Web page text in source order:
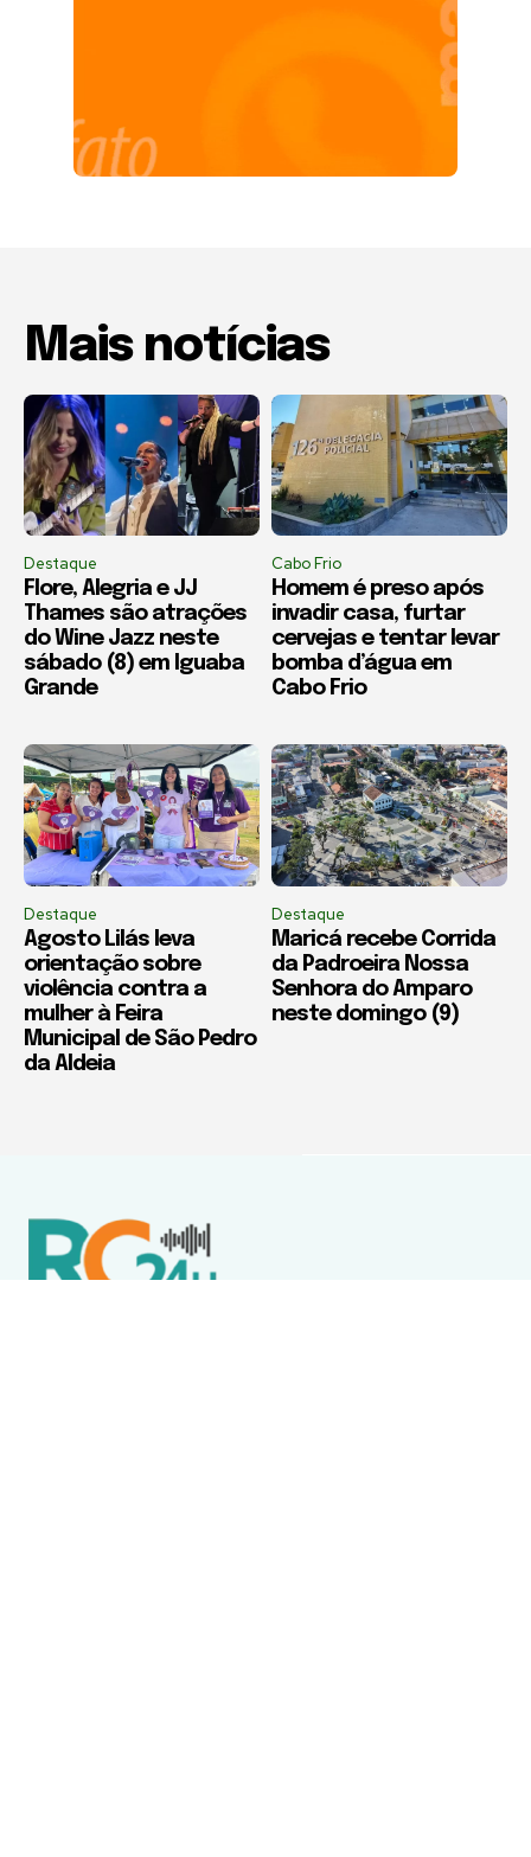
Mais notícias
Destaque
Flore, Alegria e JJ
Thames são atrações
do Wine Jazz neste
sábado (8) em Iguaba
Grande
Cabo Frio
Homem é preso após
invadir casa, furtar
cervejas e tentar levar
bomba d’água em
Cabo Frio
Destaque
Agosto Lilás leva
orientação sobre
violência contra a
mulher à Feira
Municipal de São Pedro
da Aldeia
Destaque
Maricá recebe Corrida
da Padroeira Nossa
Senhora do Amparo
neste domingo (9)